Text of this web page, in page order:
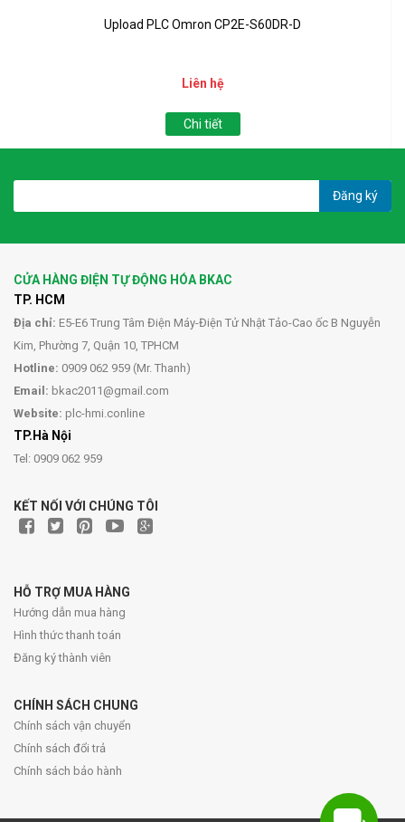
Upload PLC Omron CP2E-S60DR-D
Liên hệ
Chi tiết
Đăng ký
CỬA HÀNG ĐIỆN TỰ ĐỘNG HÓA BKAC
TP. HCM
Địa chỉ: E5-E6 Trung Tâm Điện Máy-Điện Tử Nhật Tảo-Cao ốc B Nguyễn
Kim, Phường 7, Quận 10, TPHCM
Hotline: 0909 062 959 (Mr. Thanh)
Email: bkac2011@gmail.com
Website: plc-hmi.conline
TP.Hà Nội
Tel: 0909 062 959
KẾT NỐI VỚI CHÚNG TÔI
HỖ TRỢ MUA HÀNG
Hướng dẫn mua hàng
Hình thức thanh toán
Đăng ký thành viên
CHÍNH SÁCH CHUNG
Chính sách vận chuyển
Chính sách đổi trả
Chính sách bảo hành